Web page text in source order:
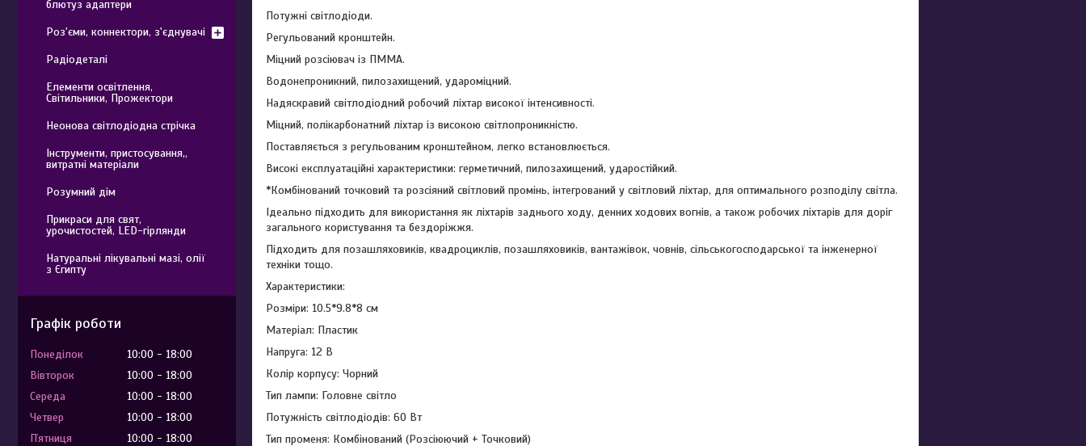
Потужні світлодіоди.
Регульований кронштейн.
Міцний розсіювач із ПММА.
Водонепроникний, пилозахищений, удароміцний.
Надяскравий світлодіодний робочий ліхтар високої інтенсивності.
Міцний, полікарбонатний ліхтар із високою світлопроникністю.
Поставляється з регульованим кронштейном, легко встановлюється.
Високі експлуатаційні характеристики: герметичний, пилозахищений, ударостійкий.
*Комбінований точковий та розсіяний світловий промінь, інтегрований у світловий ліхтар, для оптимального розподілу світла.
Ідеально підходить для використання як ліхтарів заднього ходу, денних ходових вогнів, а також робочих ліхтарів для доріг
загального користування та бездоріжжя.
Підходить для позашляховиків, квадроциклів, позашляховиків, вантажівок, човнів, сільськогосподарської та інженерної
техніки тощо.
Характеристики:
Розміри: 10.5*9.8*8 см
Матеріал: Пластик
Напруга: 12 В
Колір корпусу: Чорний
Тип лампи: Головне світло
Потужність світлодіодів: 60 Вт
Тип променя: Комбінований (Розсіюючий + Точковий)
блютуз адаптери
Роз'єми, коннектори, з'єднувачі
Радіодеталі
Елементи освітлення,
Світильники, Прожектори
Неонова світлодіодна стрічка
Інструменти, пристосування,,
витратні матеріали
Розумний дім
Прикраси для свят,
урочистостей, LED-гірлянди
Натуральні лікувальні мазі, олії
з Єгипту
Графік роботи
Понеділок 10:00
18:00
Вівторок
10:00
18:00
Середа
10:00
18:00
Четвер
10:00
18:00
Пʼятниця
10:00
18:00